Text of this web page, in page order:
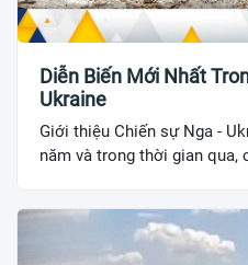
Diễn Biến Mới Nhất
Ukraine
Giới thiệu Chiến sự Nga -
năm và trong thời gian qua,